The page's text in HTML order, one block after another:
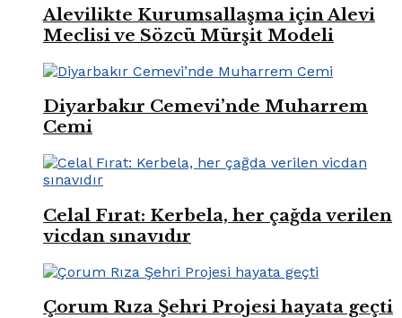
Alevilikte Kurumsallaşma için Alevi
Meclisi ve Sözcü Mürşit Modeli
Diyarbakır Cemevi’nde Muharrem
Cemi
Celal Fırat: Kerbela, her çağda verilen
vicdan sınavıdır
Çorum Rıza Şehri Projesi hayata geçti